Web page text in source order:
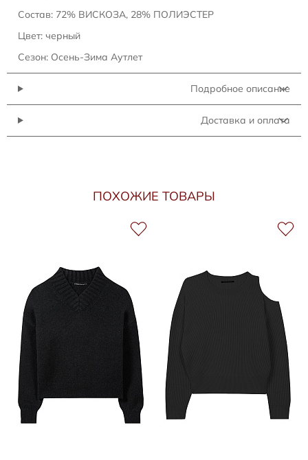
Состав: 72% ВИСКОЗА, 28% ПОЛИЭСТЕР
Цвет: черный
Сезон: Осень-Зима Аутлет
Подробное описание
Доставка и оплата
ПОХОЖИЕ ТОВАРЫ